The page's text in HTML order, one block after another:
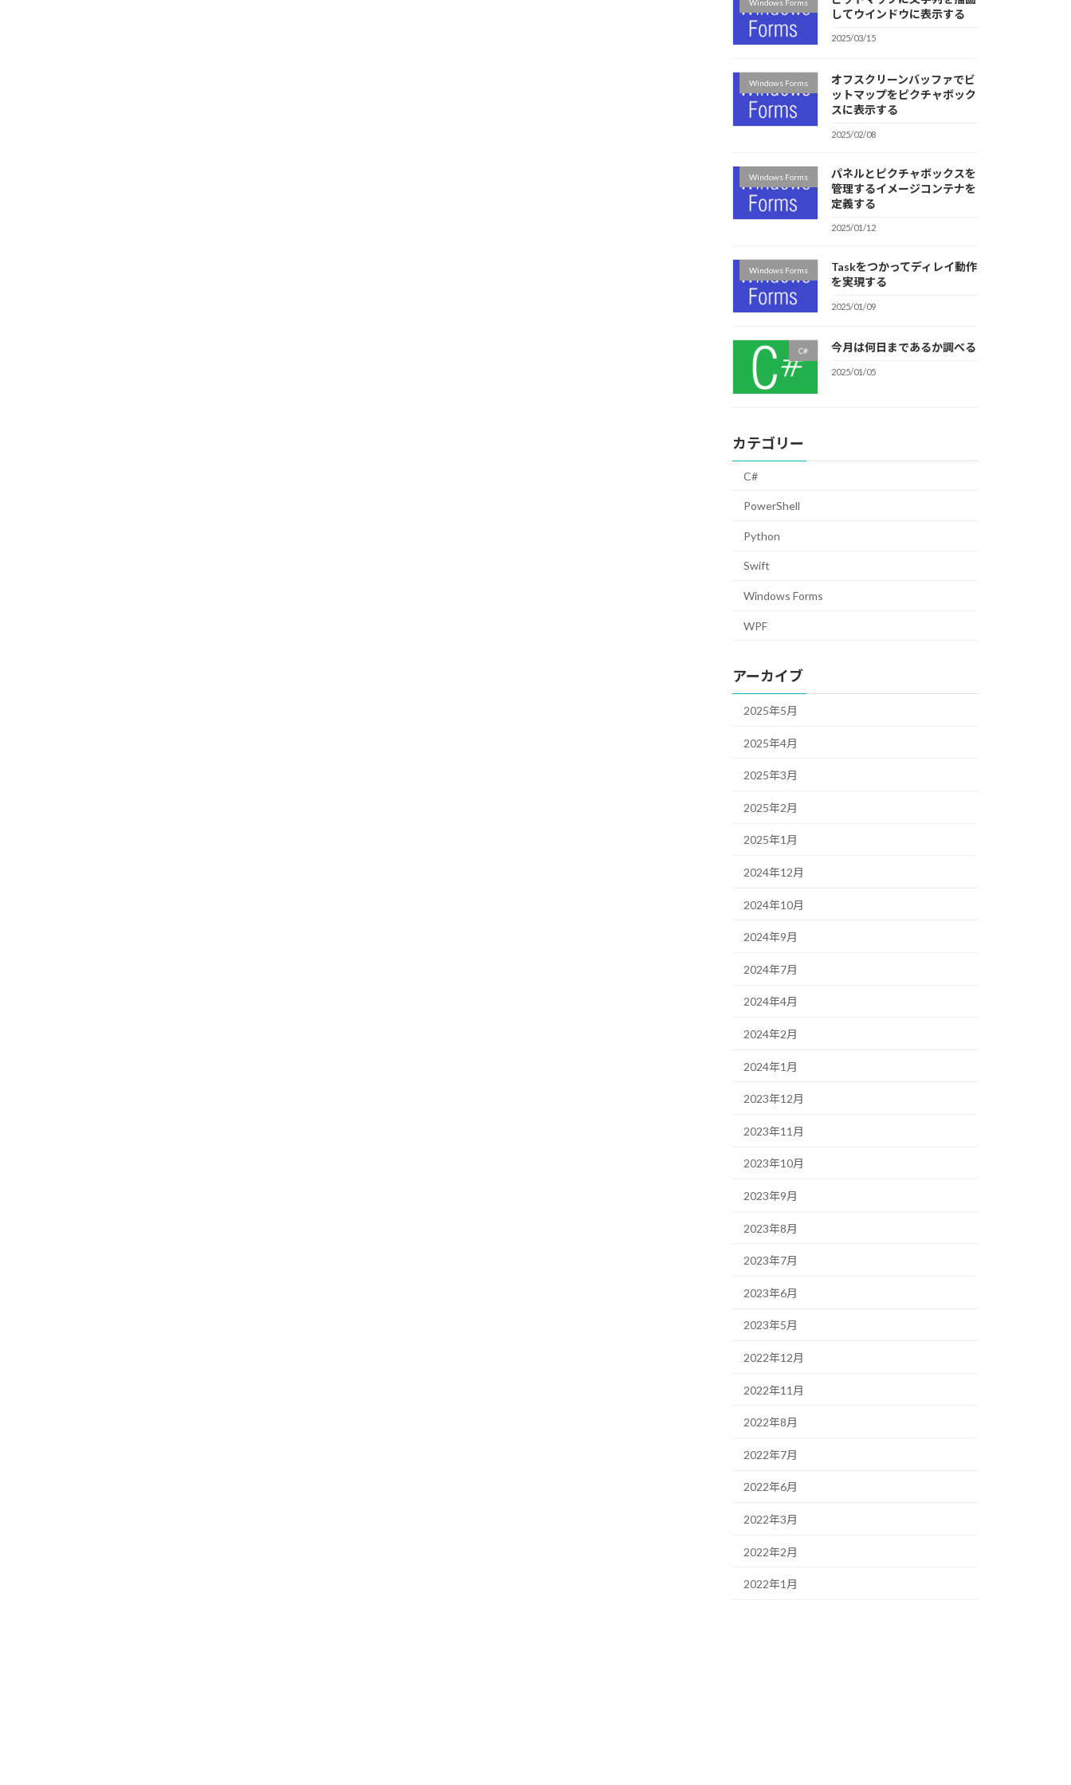
Windows Forms
してウインドウに表示する
2025/03/15
Windows Forms
オフスクリーンバッファでビ
ットマップをピクチャボック
スに表示する
2025/02/08
Windows Forms
パネルとピクチャボックスを
管理するイメージコンテナを
定義する
2025/01/12
Windows Forms
Taskをつかってディレイ動作
を実現する
2025/01/09
C# 今月は何日まであるか調べる
2025/01/05
カテゴリー
C#
PowerShell
Python
Swift
Windows Forms
WPF
アーカイブ
2025年5月
2025年4月
2025年3月
2025年2月
2025年1月
2024年12月
2024年10月
2024年9月
2024年7月
2024年4月
2024年2月
2024年1月
2023年12月
2023年11月
2023年10月
2023年9月
2023年8月
2023年7月
2023年6月
2023年5月
2022年12月
2022年11月
2022年8月
2022年7月
2022年6月
2022年3月
2022年2月
2022年1月